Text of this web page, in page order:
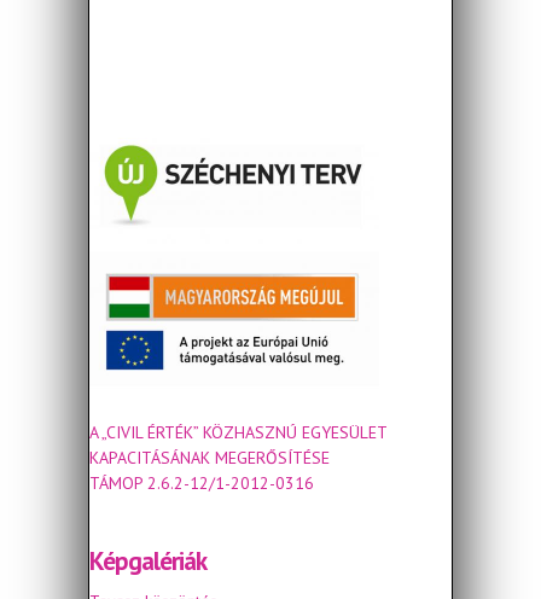
A „CIVIL ÉRTÉK” KÖZHASZNÚ EGYESÜLET
KAPACITÁSÁNAK MEGERŐSÍTÉSE
TÁMOP 2.6.2-12/1-2012-0316
Képgalériák